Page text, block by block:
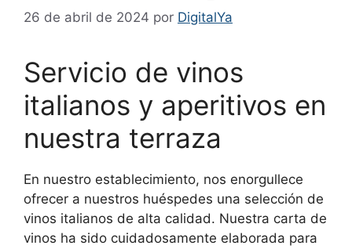
26 de abril de 2024 por DigitalYa
Servicio de vinos
italianos y aperitivos en
nuestra terraza
En nuestro establecimiento, nos enorgullece
ofrecer a nuestros huéspedes una selección de
vinos italianos de alta calidad. Nuestra carta de
vinos ha sido cuidadosamente elaborada para